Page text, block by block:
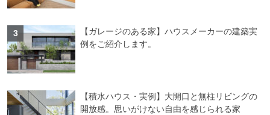
【ガレージのある家】ハウスメーカーの建築実
例をご紹介します。
【積水ハウス・実例】大開口と無柱リビングの
開放感。思いがけない自由を感じられる家